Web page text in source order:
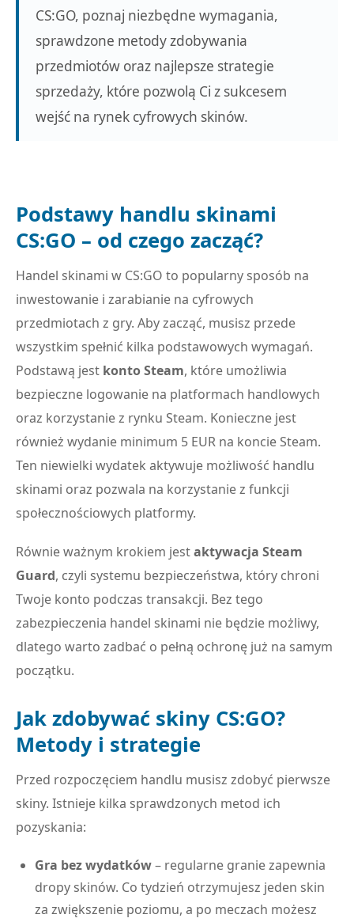
CS:GO, poznaj niezbędne wymagania,
sprawdzone metody zdobywania
przedmiotów oraz najlepsze strategie
sprzedaży, które pozwolą Ci z sukcesem
wejść na rynek cyfrowych skinów.
Podstawy handlu skinami
CS:GO – od czego zacząć?
Handel skinami w CS:GO to popularny sposób na
inwestowanie i zarabianie na cyfrowych
przedmiotach z gry. Aby zacząć, musisz przede
wszystkim spełnić kilka podstawowych wymagań.
Podstawą jest konto Steam, które umożliwia
bezpieczne logowanie na platformach handlowych
oraz korzystanie z rynku Steam. Konieczne jest
również wydanie minimum 5 EUR na koncie Steam.
Ten niewielki wydatek aktywuje możliwość handlu
skinami oraz pozwala na korzystanie z funkcji
społecznościowych platformy.
Równie ważnym krokiem jestaktywacja Steam
Guard, czyli systemu bezpieczeństwa, który chroni
Twoje konto podczas transakcji. Bez tego
zabezpieczenia handel skinami nie będzie możliwy,
dlatego warto zadbać o pełną ochronę już na samym
początku.
Jak zdobywać skiny CS:GO?
Metody i strategie
Przed rozpoczęciem handlu musisz zdobyć pierwsze
skiny. Istnieje kilka sprawdzonych metod ich
pozyskania:
Gra bez wydatków– regularne granie zapewnia
dropy skinów. Co tydzień otrzymujesz jeden skin
za zwiększenie poziomu, a po meczach możesz